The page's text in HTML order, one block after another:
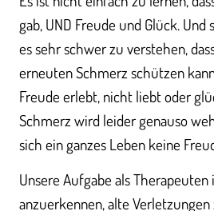
gab, UND Freude und Glück.
es sehr schwer zu verstehen,
erneuten Schmerz schützen
Freude erlebt, nicht liebt oder
Schmerz wird leider genauso
sich ein ganzes Leben keine
Unsere Aufgabe als Therapeuten
anzuerkennen, alte